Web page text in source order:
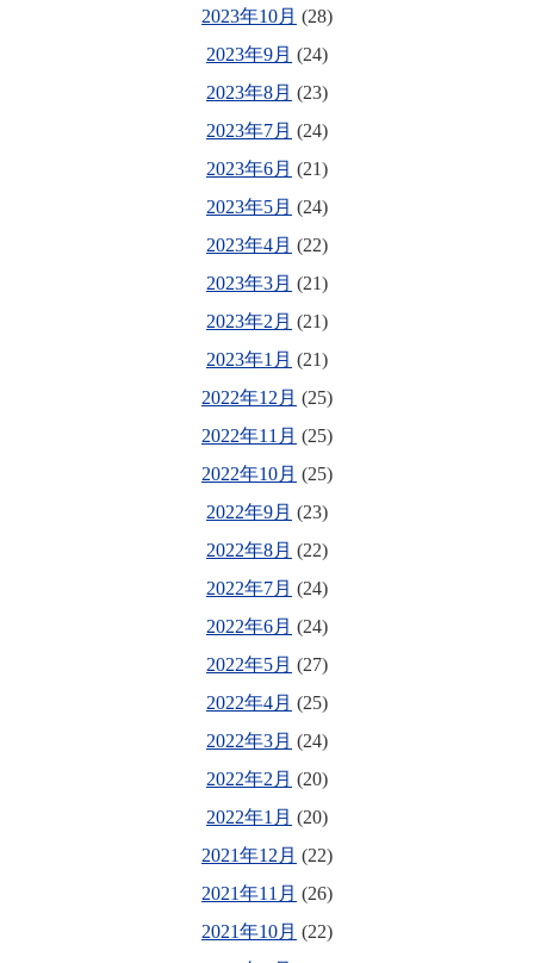
2023年10月 (28)
2023年9月 (24)
2023年8月 (23)
2023年7月 (24)
2023年6月 (21)
2023年5月 (24)
2023年4月 (22)
2023年3月 (21)
2023年2月 (21)
2023年1月 (21)
2022年12月 (25)
2022年11月 (25)
2022年10月 (25)
2022年9月 (23)
2022年8月 (22)
2022年7月 (24)
2022年6月 (24)
2022年5月 (27)
2022年4月 (25)
2022年3月 (24)
2022年2月 (20)
2022年1月 (20)
2021年12月 (22)
2021年11月 (26)
2021年10月 (22)